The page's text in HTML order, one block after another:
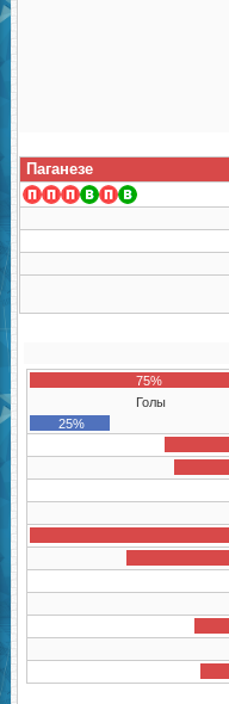
Паганезе
75%
Голы
25%